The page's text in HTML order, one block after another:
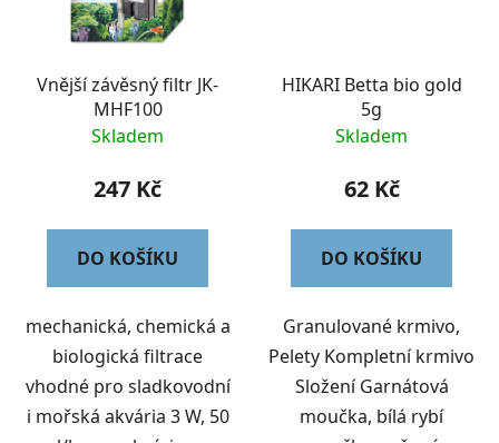
Vnější závěsný filtr JK-
MHF100
Skladem
247 Kč
DO KOŠÍKU
mechanická, chemická a
biologická filtrace
vhodné pro sladkovodní
i mořská akvária 3 W, 50
HIKARI Betta bio gold
5g
Skladem
62 Kč
DO KOŠÍKU
Granulované krmivo,
Pelety Kompletní krmivo
Složení Garnátová
moučka, bílá rybí